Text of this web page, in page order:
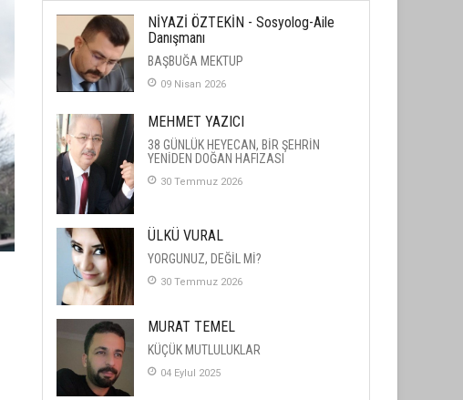
NİYAZİ ÖZTEKİN - Sosyolog-Aile
Danışmanı
BAŞBUĞA MEKTUP
09 Nisan 2026
MEHMET YAZICI
38 GÜNLÜK HEYECAN, BİR ŞEHRİN
YENİDEN DOĞAN HAFIZASI
30 Temmuz 2026
ÜLKÜ VURAL
YORGUNUZ, DEĞİL Mİ?
30 Temmuz 2026
MURAT TEMEL
KÜÇÜK MUTLULUKLAR
04 Eylul 2025